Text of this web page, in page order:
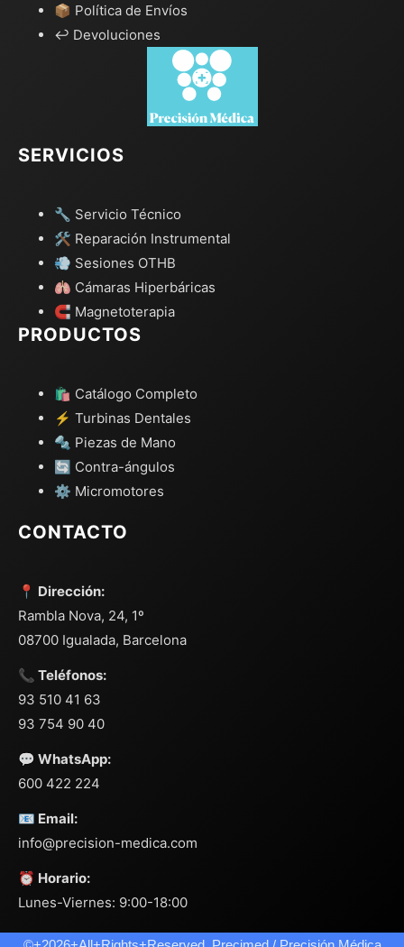
📦 Política de Envíos
↩️ Devoluciones
SERVICIOS
🔧 Servicio Técnico
🛠️ Reparación Instrumental
💨 Sesiones OTHB
🫁 Cámaras Hiperbáricas
🧲 Magnetoterapia
PRODUCTOS
🛍️ Catálogo Completo
⚡ Turbinas Dentales
🔩 Piezas de Mano
🔄 Contra-ángulos
⚙️ Micromotores
CONTACTO
📍 Dirección:
Rambla Nova, 24, 1º
08700 Igualada, Barcelona
📞 Teléfonos:
93 510 41 63
93 754 90 40
💬 WhatsApp:
600 422 224
📧 Email:
info@precision-medica.com
⏰ Horario:
Lunes-Viernes: 9:00-18:00